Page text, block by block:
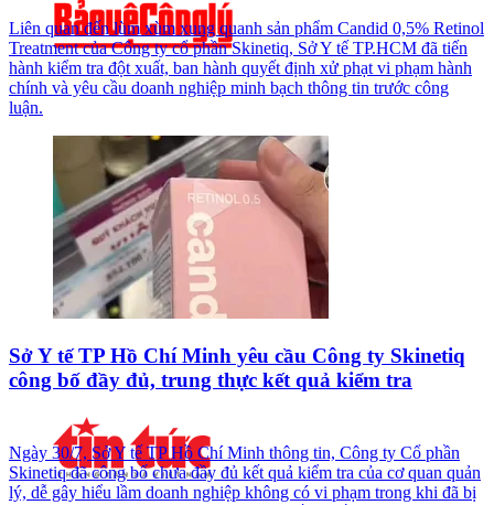
Liên quan đến lùm xùm xung quanh sản phẩm Candid 0,5% Retinol
Treatment của Công ty cổ phần Skinetiq, Sở Y tế TP.HCM đã tiến
hành kiểm tra đột xuất, ban hành quyết định xử phạt vi phạm hành
chính và yêu cầu doanh nghiệp minh bạch thông tin trước công
luận.
Sở Y tế TP Hồ Chí Minh yêu cầu Công ty Skinetiq
công bố đầy đủ, trung thực kết quả kiểm tra
Ngày 30/7, Sở Y tế TP Hồ Chí Minh thông tin, Công ty Cổ phần
Skinetiq đã công bố chưa đầy đủ kết quả kiểm tra của cơ quan quản
lý, dễ gây hiểu lầm doanh nghiệp không có vi phạm trong khi đã bị